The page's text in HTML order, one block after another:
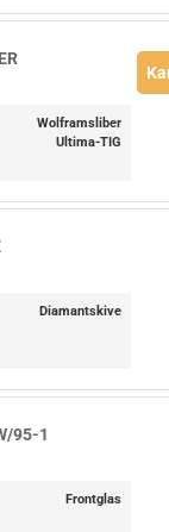
Wolframsliber
Ultima-TIG
Diamantskive
95-1
Frontglas